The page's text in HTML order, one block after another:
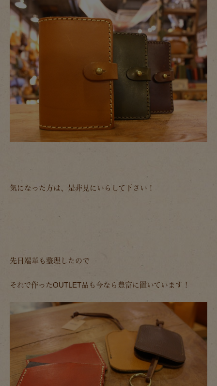
気になった方は、是非見にいらして下さい！
先日端革も整理したので
それで作ったOUTLET品も今なら豊富に置いています！